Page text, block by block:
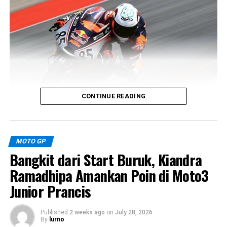
Pembalap muda asal Thailand tersebut akan menjalani
menjadi tandem baru bagi
Sebelumnya, Kiattisak berkompetisi di FIM JuniorGP
World Championship dan Red Bull MotoGP Rookies Cup.
Pengalamannya di ajang balap pembinaan menjadi
modal untuk menghadapi tantangan baru di kelas Grand
Prix bersama Honda Team Asia.
CONTINUE READING
MOTO GP
Bangkit dari Start Buruk, Kiandra
Ramadhipa Amankan Poin di Moto3
Junior Prancis
Published 2 weeks ago on July 28, 2026
By lurno